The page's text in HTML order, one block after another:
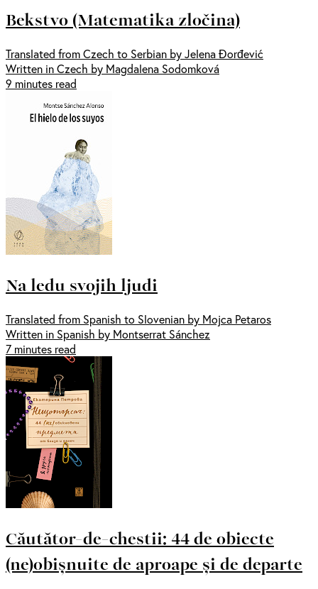
Bekstvo (Matematika zločina)
Translated from Czech to Serbian by Jelena Đorđević
Written in Czech by Magdalena Sodomková
9 minutes read
Na ledu svojih ljudi
Translated from Spanish to Slovenian by Mojca Petaros
Written in Spanish by Montserrat Sánchez
7 minutes read
Căutător-de-chestii: 44 de obiecte
(ne)obișnuite de aproape și de departe